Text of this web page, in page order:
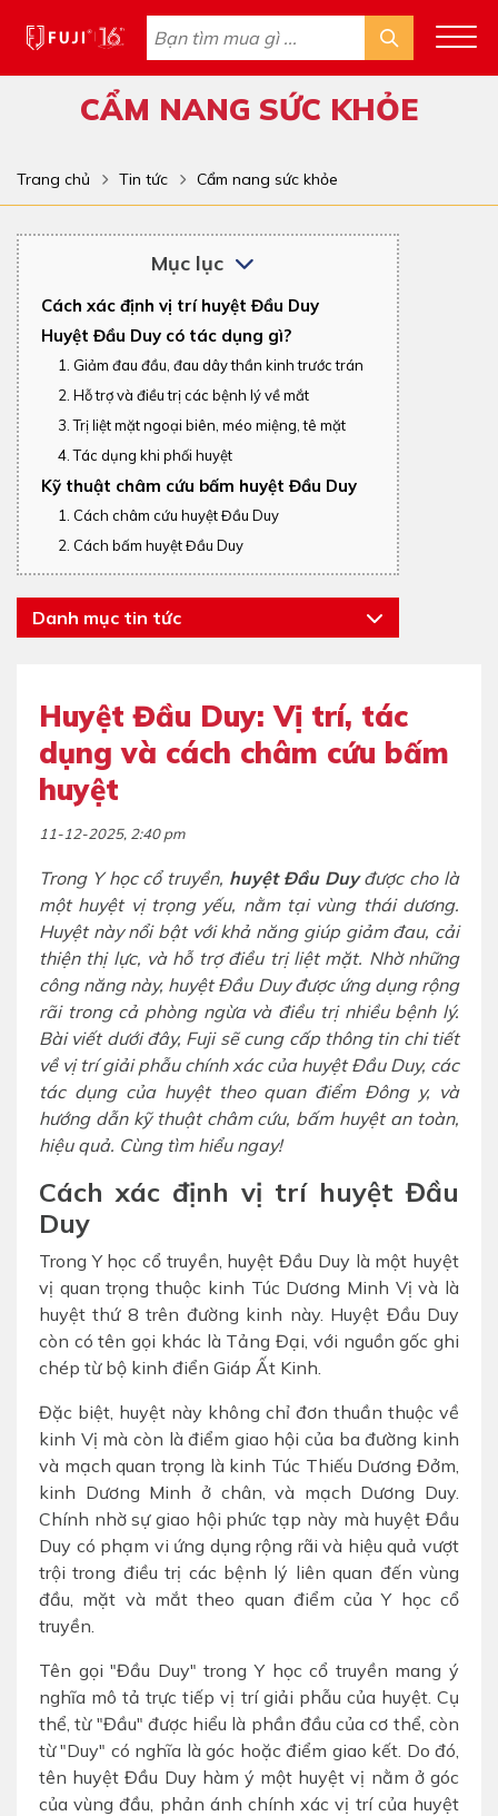
CẨM NANG SỨC KHỎE
Trang chủ Tin tức Cẩm nang sức khỏe
Mục lục
Cách xác định vị trí huyệt Đầu Duy
Huyệt Đầu Duy có tác dụng gì?
1. Giảm đau đầu, đau dây thần kinh trước trán
2. Hỗ trợ và điều trị các bệnh lý về mắt
3. Trị liệt mặt ngoại biên, méo miệng, tê mặt
4. Tác dụng khi phối huyệt
Kỹ thuật châm cứu bấm huyệt Đầu Duy
1. Cách châm cứu huyệt Đầu Duy
2. Cách bấm huyệt Đầu Duy
Danh mục tin tức
Huyệt Đầu Duy: Vị trí, tác
dụng và cách châm cứu bấm
huyệt
11-12-2025, 2:40 pm
Trong Y học cổ truyền, huyệt Đầu Duyđược cho là
một huyệt vị trọng yếu, nằm tại vùng thái dương.
Huyệt này nổi bật với khả năng giúp giảm đau, cải
thiện thị lực, và hỗ trợ điều trị liệt mặt. Nhờ những
công năng này, huyệt Đầu Duy được ứng dụng rộng
rãi trong cả phòng ngừa và điều trị nhiều bệnh lý.
Bài viết dưới đây, Fuji sẽ cung cấp thông tin chi tiết
về vị trí giải phẫu chính xác của huyệt Đầu Duy, các
tác dụng của huyệt theo quan điểm Đông y, và
hướng dẫn kỹ thuật châm cứu, bấm huyệt an toàn,
hiệu quả. Cùng tìm hiểu ngay!
Cách xác định vị trí huyệt Đầu
Duy
Trong Y học cổ truyền, huyệt Đầu Duy là một huyệt
vị quan trọng thuộc kinh Túc Dương Minh Vị và là
huyệt thứ 8 trên đường kinh này. Huyệt Đầu Duy
còn có tên gọi khác là Tảng Đại, với nguồn gốc ghi
chép từ bộ kinh điển Giáp Ất Kinh.
Đặc biệt, huyệt này không chỉ đơn thuần thuộc về
kinh Vị mà còn là điểm giao hội của ba đường kinh
và mạch quan trọng là kinh Túc Thiếu Dương Đởm,
kinh Dương Minh ở chân, và mạch Dương Duy.
Chính nhờ sự giao hội phức tạp này mà huyệt Đầu
Duy có phạm vi ứng dụng rộng rãi và hiệu quả vượt
trội trong điều trị các bệnh lý liên quan đến vùng
đầu, mặt và mắt theo quan điểm của Y học cổ
truyền.
Tên gọi "Đầu Duy" trong Y học cổ truyền mang ý
nghĩa mô tả trực tiếp vị trí giải phẫu của huyệt. Cụ
thể, từ "Đầu" được hiểu là phần đầu của cơ thể, còn
từ "Duy" có nghĩa là góc hoặc điểm giao kết. Do đó,
tên huyệt Đầu Duy hàm ý một huyệt vị nằm ở góc
của vùng đầu, phản ánh chính xác vị trí của huyệt